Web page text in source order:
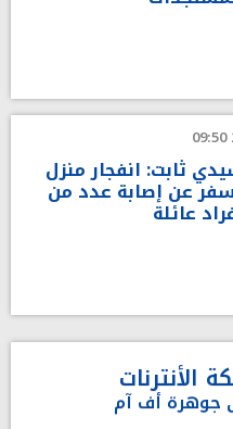
ثابت: انفجار منزل
عن إصابة عدد من
عائلة
الأنترنات
جوهرة أف آم